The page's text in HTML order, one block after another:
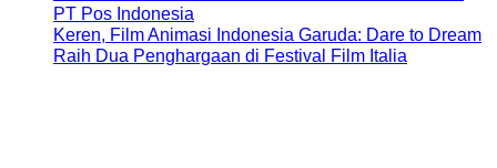
PT Pos Indonesia
Keren, Film Animasi Indonesia Garuda: Dare to Dream
Raih Dua Penghargaan di Festival Film Italia